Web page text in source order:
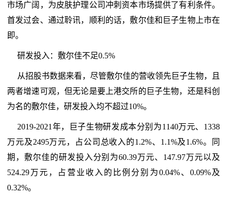
市场广阔，为皮肤护理公司冲刺资本市场提供了有利条件。
首发过会、通过聆讯，顺利的话，敷尔佳和巨子生物上市在
即。
研发投入：敷尔佳不足0.5%
从招股书数据来看，尽管敷尔佳的营收领先巨子生物，且
两者增速可观，但无论是要上港交所的巨子生物，还是科创
为名的敷尔佳，研发投入均不超过10%。
2019-2021年，巨子生物研发成本分别为1140万元、1338
万元及2495万元，占公司总收入的1.2%、1.1%及1.6%。同
期，敷尔佳的研发投入分别为60.39万元、147.97万元以及
524.29万元，占营业收入的比例分别为0.04%、0.09%及
0.32%。